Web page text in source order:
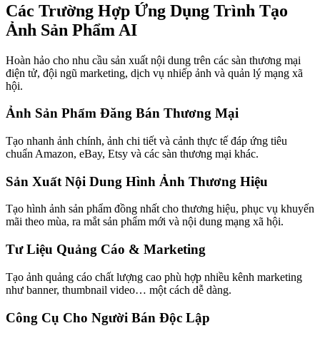
Các Trường Hợp Ứng Dụng Trình Tạo
Ảnh Sản Phẩm AI
Hoàn hảo cho nhu cầu sản xuất nội dung trên các sàn thương mại
điện tử, đội ngũ marketing, dịch vụ nhiếp ảnh và quản lý mạng xã
hội.
Ảnh Sản Phẩm Đăng Bán Thương Mại
Tạo nhanh ảnh chính, ảnh chi tiết và cảnh thực tế đáp ứng tiêu
chuẩn Amazon, eBay, Etsy và các sàn thương mại khác.
Sản Xuất Nội Dung Hình Ảnh Thương Hiệu
Tạo hình ảnh sản phẩm đồng nhất cho thương hiệu, phục vụ khuyến
mãi theo mùa, ra mắt sản phẩm mới và nội dung mạng xã hội.
Tư Liệu Quảng Cáo & Marketing
Tạo ảnh quảng cáo chất lượng cao phù hợp nhiều kênh marketing
như banner, thumbnail video… một cách dễ dàng.
Công Cụ Cho Người Bán Độc Lập